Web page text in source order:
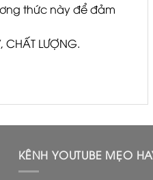
thức này để đảm
CHẤT LƯỢNG.
KÊNH YOUTUBE MẸO